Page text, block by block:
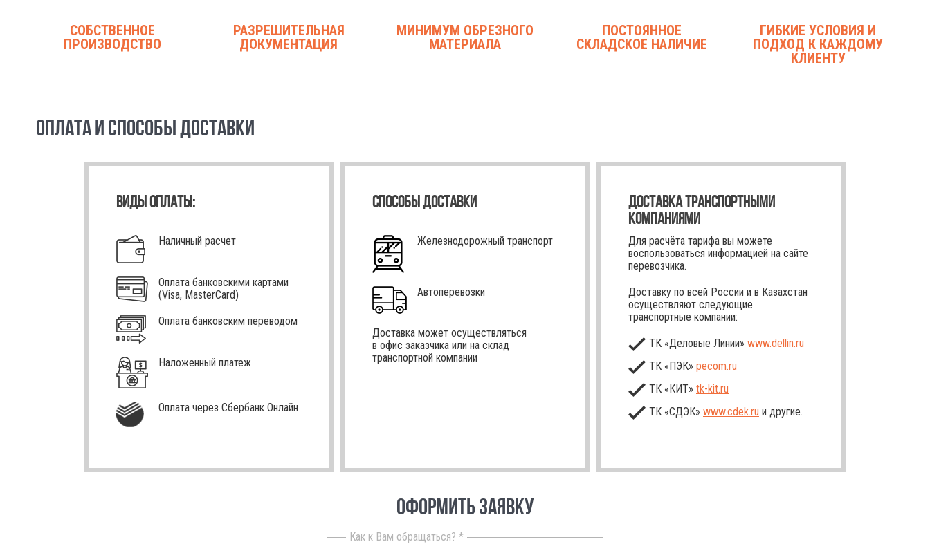
СОБСТВЕННОЕ
ПРОИЗВОДСТВО
РАЗРЕШИТЕЛЬНАЯ
ДОКУМЕНТАЦИЯ
МИНИМУМ ОБРЕЗНОГО
МАТЕРИАЛА
ПОСТОЯННОЕ
СКЛАДСКОЕ НАЛИЧИЕ
ГИБКИЕ УСЛОВИЯ И
ПОДХОД К КАЖДОМУ
КЛИЕНТУ
ОПЛАТА И СПОСОБЫ ДОСТАВКИ
ВИДЫ ОПЛАТЫ:
Наличный расчет
Оплата банковскими картами
(Visa, MasterCard)
Оплата банковским переводом
Наложенный платеж
Оплата через Сбербанк Онлайн
СПОСОБЫ ДОСТАВКИ
Железнодорожный транспорт
Автоперевозки
Доставка может осуществляться
в офис заказчика или на склад
транспортной компании
ДОСТАВКА ТРАНСПОРТНЫМИ
КОМПАНИЯМИ
Для расчёта тарифа вы можете
воспользоваться информацией на сайте
перевозчика.
Доставку по всей России и в Казахстан
осуществляют следующие
транспортные компании:
ТК «Деловые Линии» www.dellin.ru
ТК «ПЭК» pecom.ru
ТК «КИТ» tk-kit.ru
ТК «СДЭК» www.cdek.ru и другие.
ОФОРМИТЬ ЗАЯВКУ
Как к Вам обращаться? *